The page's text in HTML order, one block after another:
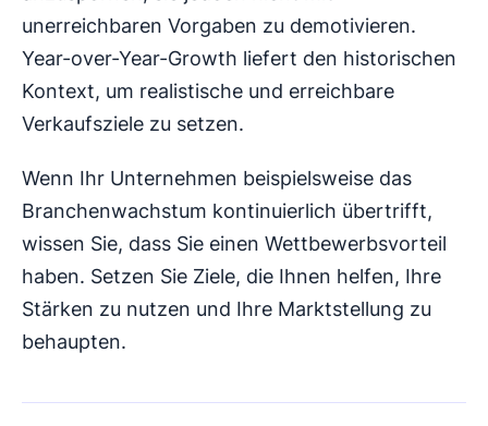
unerreichbaren Vorgaben zu demotivieren.
Year-over-Year-Growth liefert den historischen
Kontext, um realistische und erreichbare
Verkaufsziele zu setzen.
Wenn Ihr Unternehmen beispielsweise das
Branchenwachstum kontinuierlich übertrifft,
wissen Sie, dass Sie einen Wettbewerbsvorteil
haben. Setzen Sie Ziele, die Ihnen helfen, Ihre
Stärken zu nutzen und Ihre Marktstellung zu
behaupten.